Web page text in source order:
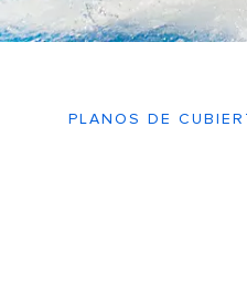
PLANOS DE